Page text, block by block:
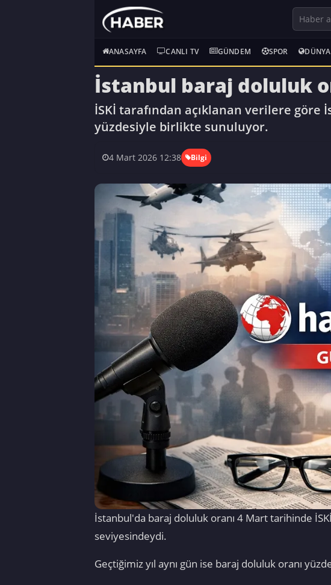
ANASAYFA CANLI TV GÜNDEM SPOR DÜNYA
İstanbul baraj doluluk
İSKİ tarafından açıklanan verilere
yüzdesiyle birlikte sunuluyor.
4 Mart 2026 12:38 Bilgi
İstanbul'da baraj doluluk oranı 4 Mart tarihinde
seviyesindeydi.
Geçtiğimiz yıl aynı gün ise baraj doluluk oranı